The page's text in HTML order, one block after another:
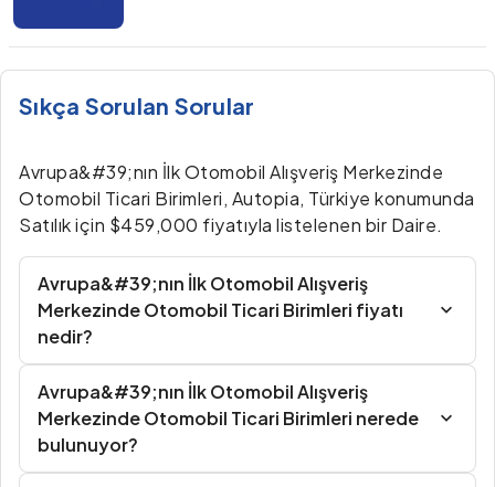
Sıkça Sorulan Sorular
Avrupa&#39;nın İlk Otomobil Alışveriş Merkezinde
Otomobil Ticari Birimleri, Autopia, Türkiye konumunda
Satılık için $459,000 fiyatıyla listelenen bir Daire.
Avrupa&#39;nın İlk Otomobil Alışveriş
Merkezinde Otomobil Ticari Birimleri fiyatı
nedir?
Avrupa&#39;nın İlk Otomobil Alışveriş
Merkezinde Otomobil Ticari Birimleri nerede
bulunuyor?